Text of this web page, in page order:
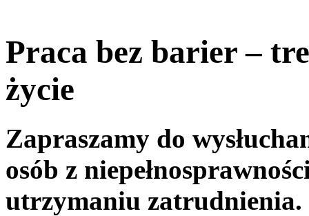
Praca bez barier –
życie
Zapraszamy do
osób z
utrzymaniu zatrudnienia.